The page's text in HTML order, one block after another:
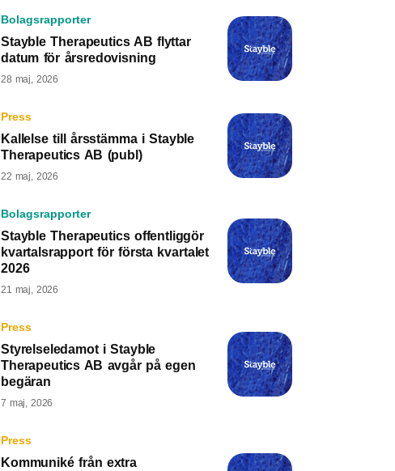
Bolagsrapporter
Stayble Therapeutics AB flyttar
datum för årsredovisning
28 maj, 2026
Press
Kallelse till årsstämma i Stayble
Therapeutics AB (publ)
22 maj, 2026
Bolagsrapporter
Stayble Therapeutics offentliggör
kvartalsrapport för första kvartalet
2026
21 maj, 2026
Press
Styrelseledamot i Stayble
Therapeutics AB avgår på egen
begäran
7 maj, 2026
Press
Kommuniké från extra